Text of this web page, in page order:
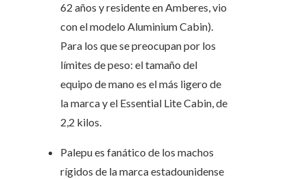
62 años y residente en Amberes, vio
con el modelo Aluminium Cabin).
Para los que se preocupan por los
límites de peso: el tamaño del
equipo de mano es el más ligero de
la marca y el Essential Lite Cabin, de
2,2 kilos.
Palepu es fanático de los machos
rígidos de la marca estadounidense